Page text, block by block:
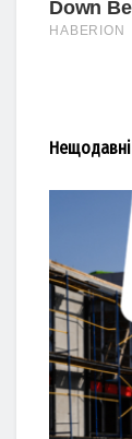
Нещодавні